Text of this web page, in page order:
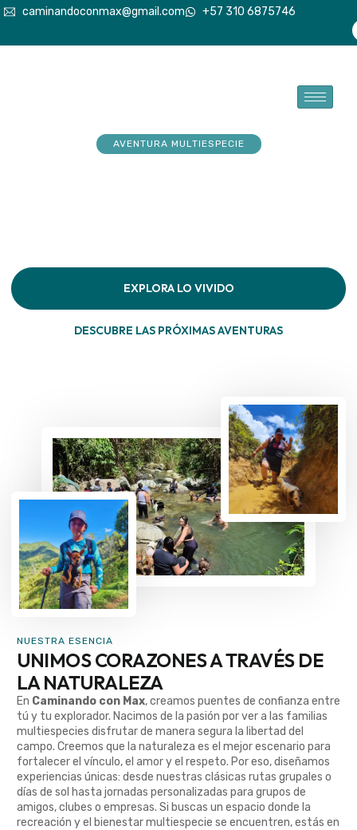
caminandoconmax@gmail.com +57 310 6875746
AVENTURA MULTIESPECIE
EXPLORA LO VIVIDO
DESCUBRE LAS PRÓXIMAS AVENTURAS
NUESTRA ESENCIA
UNIMOS CORAZONES A TRAVÉS DE
LA NATURALEZA
En Caminando con Max, creamos puentes de confianza entre
tú y tu explorador. Nacimos de la pasión por ver a las familias
multiespecies disfrutar de manera segura la libertad del
campo. Creemos que la naturaleza es el mejor escenario para
fortalecer el vínculo, el amor y el respeto. Por eso, diseñamos
experiencias únicas: desde nuestras clásicas rutas grupales o
días de sol hasta jornadas personalizadas para grupos de
amigos, clubes o empresas. Si buscas un espacio donde la
recreación y el bienestar multiespecie se encuentren, estás en